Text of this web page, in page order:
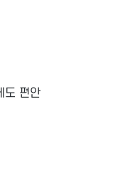
도 편안